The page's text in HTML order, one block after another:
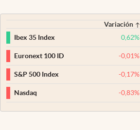
Variación
Ibex 35 Index
0,62%
Euronext 100 ID -0,01%
S&P 500 Index -0,17%
Nasdaq -0,83%